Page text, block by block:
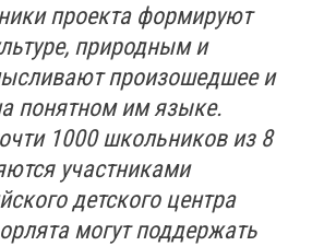
проекта формируют
природным и
произошедшее и
понятном им языке.
1000 школьников из 8
участниками
детского центра
могут поддержать